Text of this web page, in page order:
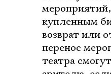
купленным
возврат или
перенос
театра